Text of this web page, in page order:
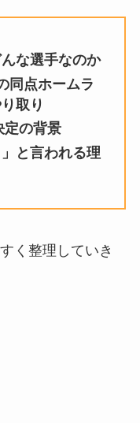
な選手なのか
同点ホームラ
取り
定の背景
と言われる理
く整理していき